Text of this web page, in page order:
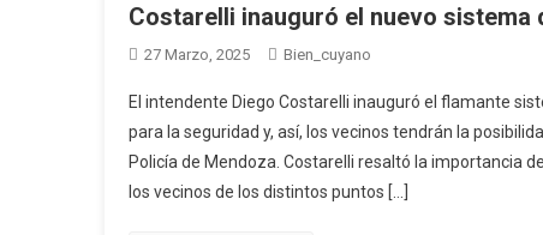
Costarelli inauguró el nuevo sistema
27 Marzo, 2025 Bien_cuyano
El intendente Diego Costarelli inauguró el flamante
para la seguridad y, así, los vecinos tendrán la
Policía de Mendoza. Costarelli resaltó la importancia
los vecinos de los distintos puntos […]